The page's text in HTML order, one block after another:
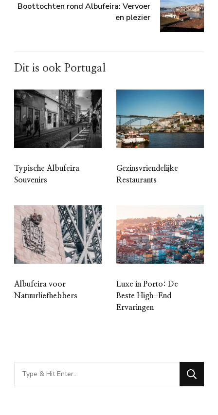
Boottochten rond Albufeira: Vervoer
en plezier
Dit is ook Portugal
Typische Albufeira
Souvenirs
Gezinsvriendelijke
Restaurants
Albufeira voor
Natuurliefhebbers
Luxe in Porto: De
Beste High-End
Ervaringen
Looking
for